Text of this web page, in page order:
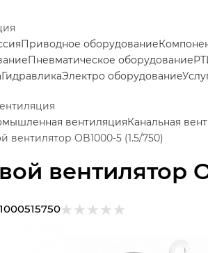
вентилятор
Приводное оборудование
Пневматическое оборудование
ГидравликаЭлектро оборудование
вентиляцияКанальная
вентилятор OB1000-5 (1.5/750)